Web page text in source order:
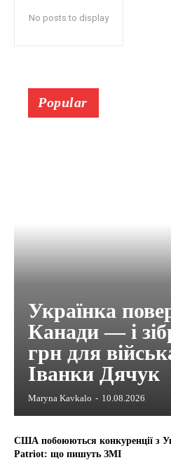
No posts to display
Popular
Українка
Канади — і
грн для
Іванки Дячук
Maryna Kavkalo - 10.08.2026
США побоюються конкуренції з
Patriot: що пишуть ЗМІ